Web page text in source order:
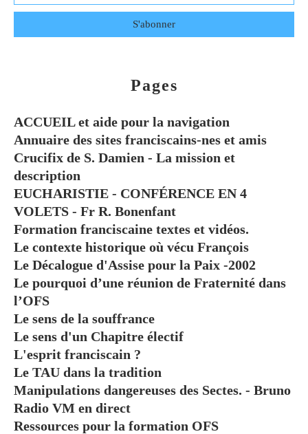
Pages
ACCUEIL et aide pour la navigation
Annuaire des sites franciscains-nes et amis
Crucifix de S. Damien - La mission et
description
EUCHARISTIE - CONFÉRENCE EN 4
VOLETS - Fr R. Bonenfant
Formation franciscaine textes et vidéos.
Le contexte historique où vécu François
Le Décalogue d'Assise pour la Paix -2002
Le pourquoi d’une réunion de Fraternité dans
l’OFS
Le sens de la souffrance
Le sens d'un Chapitre électif
L'esprit franciscain ?
Le TAU dans la tradition
Manipulations dangereuses des Sectes. - Bruno
Radio VM en direct
Ressources pour la formation OFS